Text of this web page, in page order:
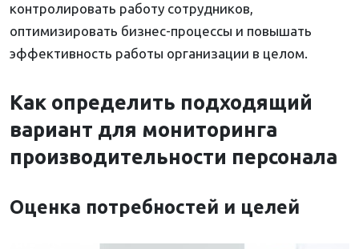
контролировать работу сотрудников,
оптимизировать бизнес-процессы и повышать
эффективность работы организации в целом.
Как определить подходящий
вариант для мониторинга
производительности персонала
Оценка потребностей и целей